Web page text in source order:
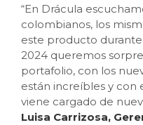
“En Drácula
colombianos, los
este producto
2024 queremos
portafolio, con los
están increíbles y con
viene cargado de
Luisa Carrizosa,